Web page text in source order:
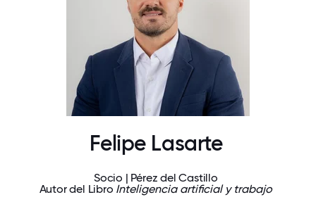
Felipe Lasarte
Socio | Pérez del Castillo
Autor del Libro Inteligencia artificial y trabajo